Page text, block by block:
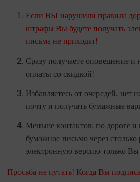
Если ВЫ нарушили правила
штрафы Вы будете получать
письма не приходят!
Сразу получаете оповещение и
оплаты со скидкой!
Избавляетесь от очередей, нет
почту и получать бумажные
Меньше контактов: по дороге и
бумажное письмо через столько
электронную версию только Вы
Просьба не путать! Когда Вы